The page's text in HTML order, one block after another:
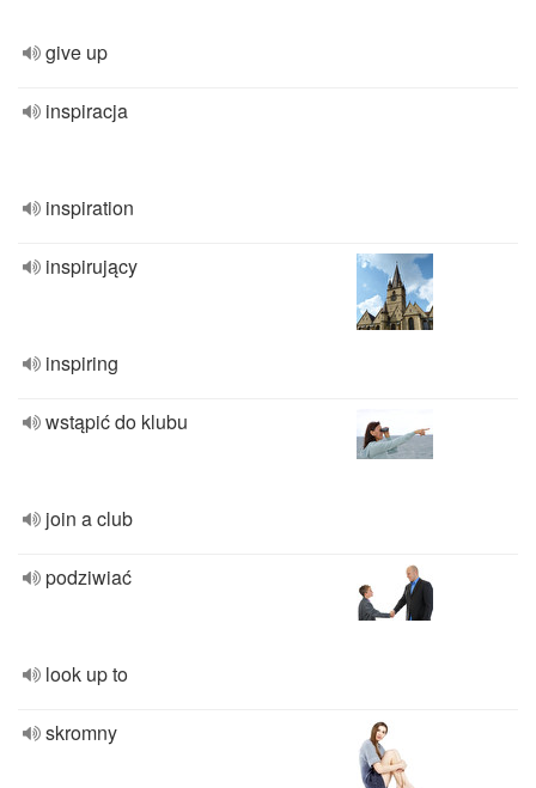
give up
inspiracja
inspiration
inspirujący
inspiring
wstąpić do klubu
join a club
podziwiać
look up to
skromny